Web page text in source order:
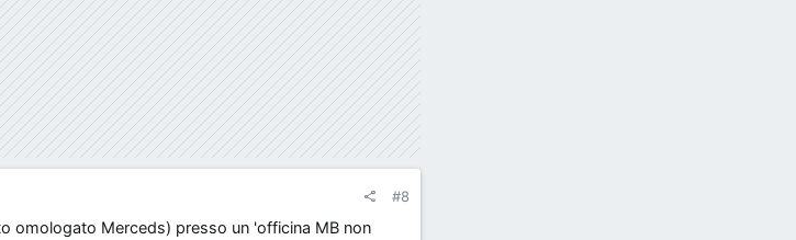
#8
omologato Merceds) presso un 'officina MB non